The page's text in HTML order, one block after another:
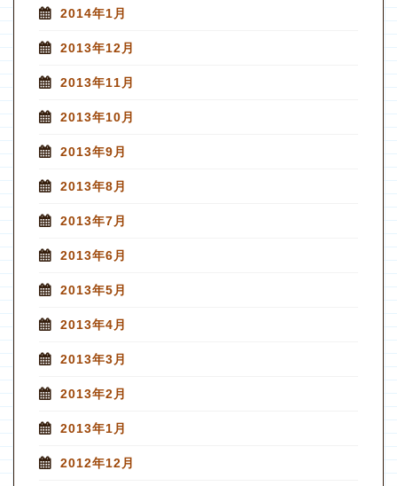
2014年1月
2013年12月
2013年11月
2013年10月
2013年9月
2013年8月
2013年7月
2013年6月
2013年5月
2013年4月
2013年3月
2013年2月
2013年1月
2012年12月